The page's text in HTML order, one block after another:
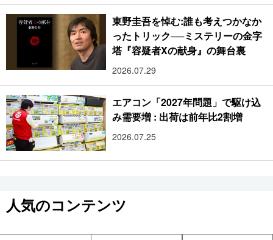
東野圭吾を悼む:誰も考えつかなか
ったトリック──ミステリーの金字
塔『容疑者Xの献身』の舞台裏
2026.07.29
エアコン「2027年問題」で駆け込
み需要増 : 出荷は前年比2割増
2026.07.25
人気のコンテンツ